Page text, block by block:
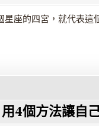
座的四宮，就代表
4個方法讓自